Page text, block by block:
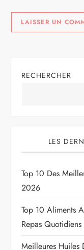
RECHERCHER
LES
Top 10 Des
2026
Top 10 Aliments
Repas Quotidiens
Meilleures Huiles